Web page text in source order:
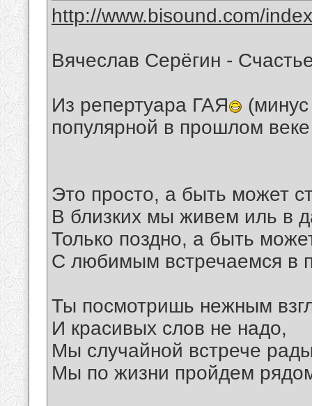
http://www.bisound.com/
Вячеслав Серёгин -
Из репертуара ГАЯ
популярной в прошлом
Это просто, а быть может
В близких мы живем иль в
Только поздно, а быть
С любимым встречаемся в
Ты посмотришь нежным
И красивых слов не надо,
Мы случайной встрече
Мы по жизни пройдем